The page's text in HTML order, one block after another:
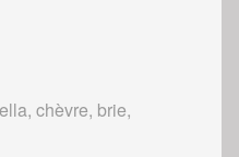
chèvre, brie,